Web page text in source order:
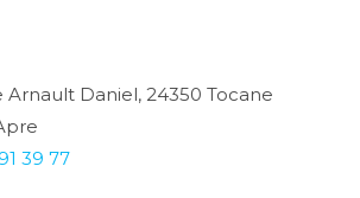
Arnault Daniel, 24350 Tocane
39 77